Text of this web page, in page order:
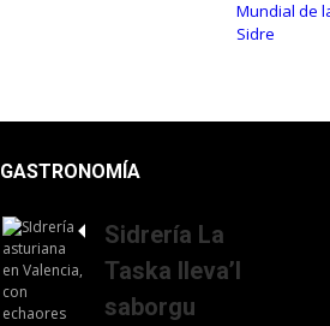
GASTRONOMÍA
Sidrería La
Taska lleva’l
saborgu